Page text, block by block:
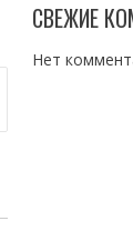
СВЕЖИЕ
Нет